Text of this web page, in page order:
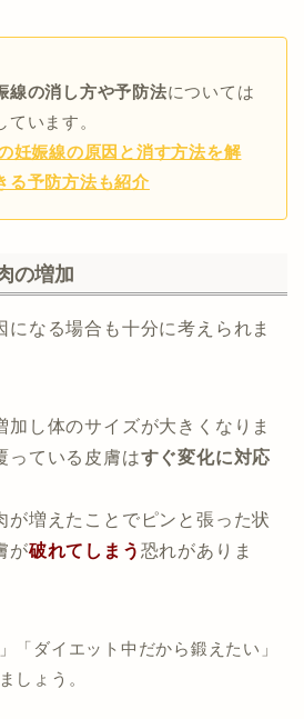
線の消し方や予防法については
います。
妊娠線の原因と消す方法を解
る予防方法も紹介
の増加
になる場合も十分に考えられま
加し体のサイズが大きくなりま
っている皮膚はすぐ変化に対応
が増えたことでピンと張った状
が破れてしまう 恐れがありま
「ダイエット中だから鍛えたい」
しょう。